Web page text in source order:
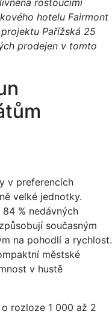
rostoucími
hotelu Fairmont
Pařížská 25
prodejen v tomto
v preferencích
velké jednotky.
% nedávných
současným
na pohodlí a rychlost.
městské
v hustě
rozloze 1 000 až 2